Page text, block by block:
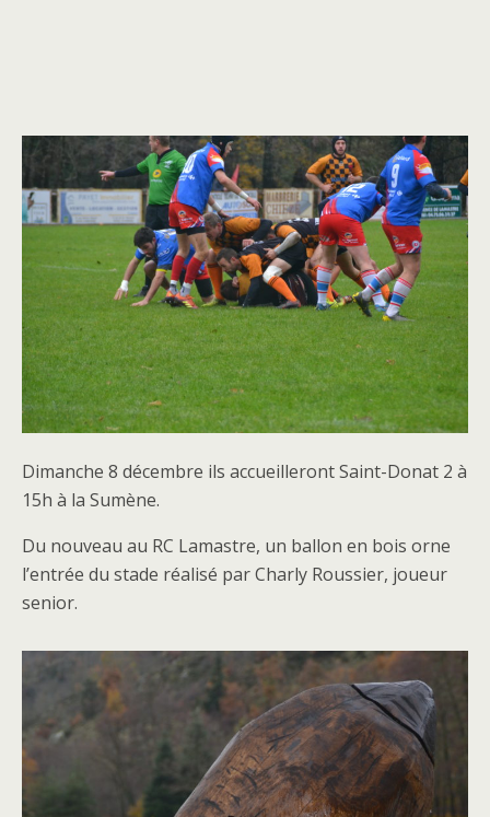
Dimanche 8 décembre ils accueilleront Saint-Donat 2 à
15h à la Sumène.
Du nouveau au RC Lamastre, un ballon en bois orne
l’entrée du stade réalisé par Charly Roussier, joueur
senior.